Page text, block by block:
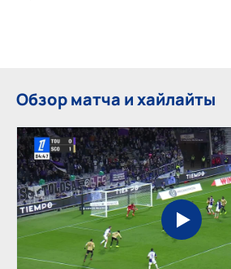
Обзор матча и хайлайты